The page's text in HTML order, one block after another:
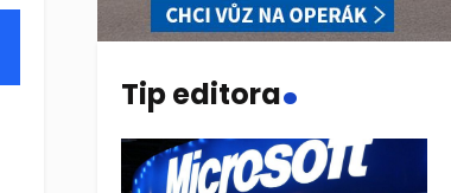
Tip editora.